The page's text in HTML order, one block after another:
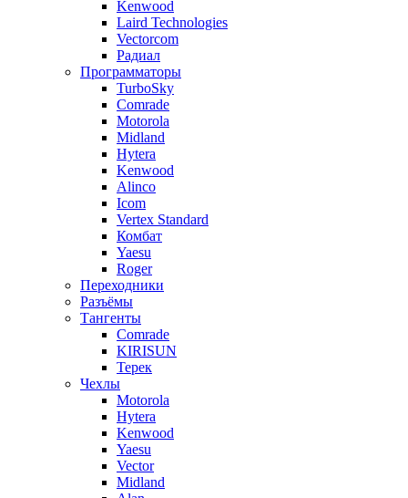
Kenwood
Laird Technologies
Vectorcom
Радиал
Программаторы
TurboSky
Comrade
Motorola
Midland
Hytera
Kenwood
Alinco
Icom
Vertex Standard
Комбат
Yaesu
Roger
Переходники
Разъёмы
Тангенты
Comrade
KIRISUN
Терек
Чехлы
Motorola
Hytera
Kenwood
Yaesu
Vector
Midland